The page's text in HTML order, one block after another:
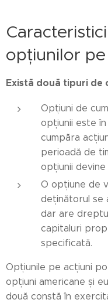
opțiunilor
Există două tipuri de
Opțiuni de
opțiunii este
cumpăra
perioadă de
opțiunii
O opțiune de
deținătorul se
dar are
capitaluri
specificată.
Opțiunile pe acțiuni
opțiuni americane și
două constă în